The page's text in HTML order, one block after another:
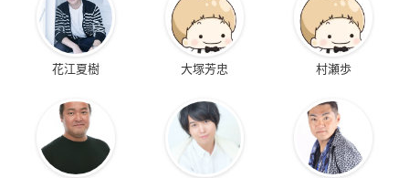
花江夏樹 大塚芳忠 村瀬歩